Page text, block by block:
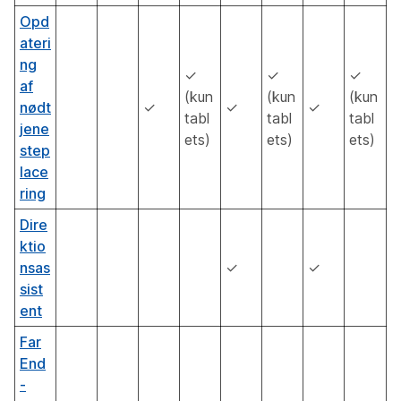
Opd
ateri
ng
af
nødt
jene
step
lace
ring
✓
✓
(kun
tabl
ets)
✓
✓
(kun
tabl
ets)
✓
✓
(kun
tabl
ets)
Dire
ktio
nsas
sist
ent
✓ ✓
Far
End
-